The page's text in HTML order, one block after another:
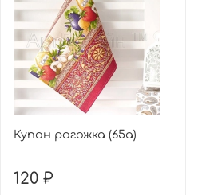
Купон рогожка (65а)
120 ₽